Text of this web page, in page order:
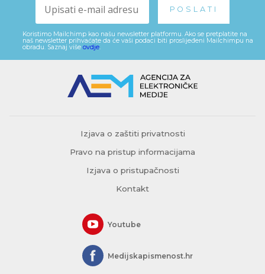
Koristimo Mailchimp kao našu newsletter platformu. Ako se pretplatite na
naš newsletter prihvaćate da će vaši podaci biti proslijeđeni Mailchimpu na
obradu. Saznaj više ovdje
Izjava o zaštiti privatnosti
Pravo na pristup informacijama
Izjava o pristupačnosti
Kontakt
Youtube
Medijskapismenost.hr